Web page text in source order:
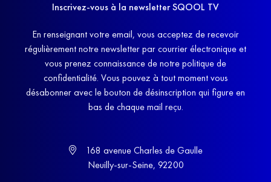
Inscrivez-vous à la newsletter SQOOL TV
En renseignant votre email, vous acceptez de recevoir
régulièrement notre newsletter par courrier électronique et
vous prenez connaissance de notre politique de
confidentialité. Vous pouvez à tout moment vous
désabonner avec le bouton de désinscription qui figure en
bas de chaque mail reçu.
168 avenue Charles de Gaulle
Neuilly-sur-Seine, 92200